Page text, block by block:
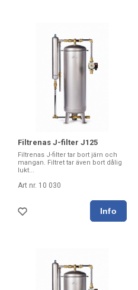
Filtrenas J-filter J125
Filtrenas J-filter tar bort järn och
mangan. Filtret tar även bort dålig
lukt...
Art nr. 10 030